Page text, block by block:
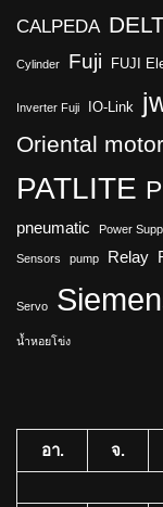
CALPEDA
Cylinder Fuji FUJI
Inverter Fuji IO-Link
Oriental motor
PATLITE
pneumatic Power
Sensors pump Relay
Servo
น้ำหอยโข่ง
อา. จ.